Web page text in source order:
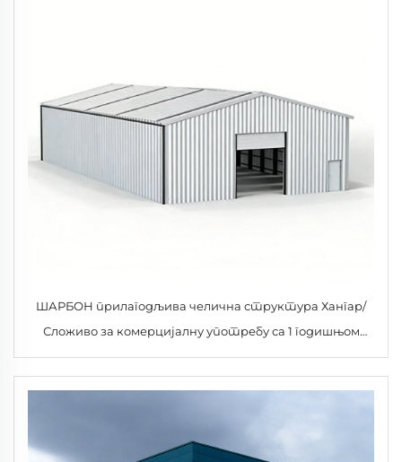
ШАРБОН прилагодљива челична структура Хангар/
Сложиво за комерцијалну употребу са 1 годишњом
гаранцијом и модерним дизајном